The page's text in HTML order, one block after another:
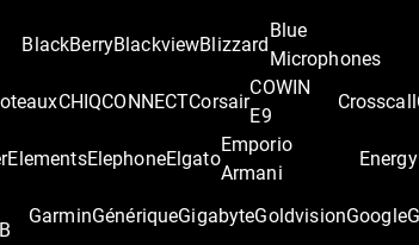
BlackBerryBlackviewBlizzard
Blue
Microphones
CHIQCONNECTCorsair
COWIN
E9
Crosscall
ElementsElephoneElgato
Emporio
Armani
Energy
GarminGénériqueGigabyteGoldvisionGoogle